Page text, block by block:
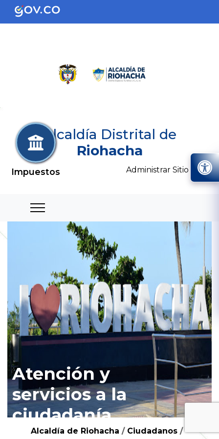
Alcaldía Distrital de
Riohacha
Administrar Sitio
Atención y
servicios a la
ciudadanía
Alcaldía de Riohacha / Ciudadanos /
Impuestos